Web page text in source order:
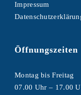
Impressum
Öffnungszeiten
Montag bis Freitag
07.00 Uhr – 17.00